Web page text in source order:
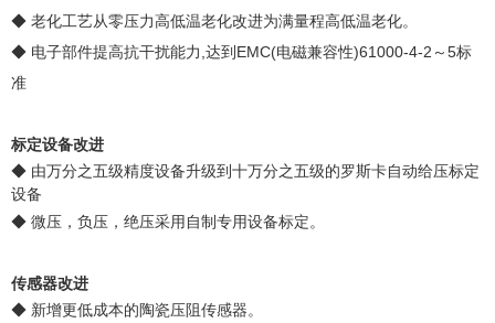
◆ 老化工艺从零压力高低温老化改进为满量程高低温老化。
◆ 电子部件提高抗干扰能力,达到EMC(电磁兼容性)61000-4-2～5标
准
标定设备改进
◆ 由万分之五级精度设备升级到十万分之五级的罗斯卡自动给压标定
设备
◆ 微压，负压，绝压采用自制专用设备标定。
传感器改进
◆ 新增更低成本的陶瓷压阻传感器。